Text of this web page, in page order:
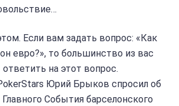
Если вам задать вопрос: «Как
евро?», то большинство из вас
на этот вопрос.
Юрий Брыков спросил об
События барселонского